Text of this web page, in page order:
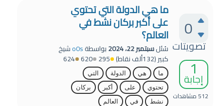
0
تصويتات
1
إجابة
512مشاهدات
ما هي الدولة التي تحتوي
على أكبر بركان نشط في
العالم؟
سُئلسبتمبر 22، 2024 بواسطةo0sشيخ
كبير(132ألف نقاط) 295
620
624
ما هي الدولة
التي
تحتوي
على أكبر
بركان
نشط
في العالم